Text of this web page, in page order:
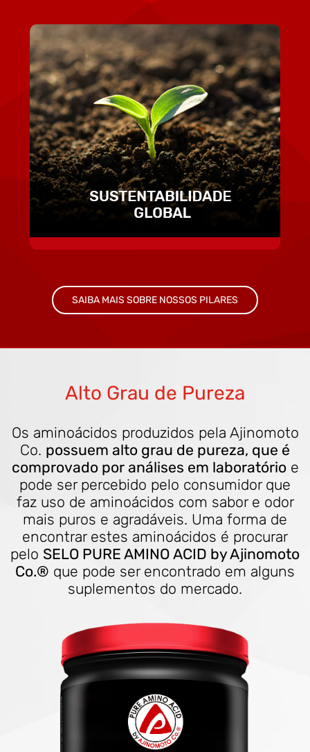
SAIBA MAIS SOBRE NOSSOS PILARES
Alto Grau de Pureza
Os aminoácidos produzidos pela Ajinomoto
Co. possuem alto grau de pureza, que é
comprovado por análises em laboratórioe
pode ser percebido pelo consumidor que
faz uso de aminoácidos com sabor e odor
mais puros e agradáveis. Uma forma de
encontrar estes aminoácidos é procurar
pelo SELO PURE AMINO ACID by Ajinomoto
Co.® que pode ser encontrado em alguns
suplementos do mercado.